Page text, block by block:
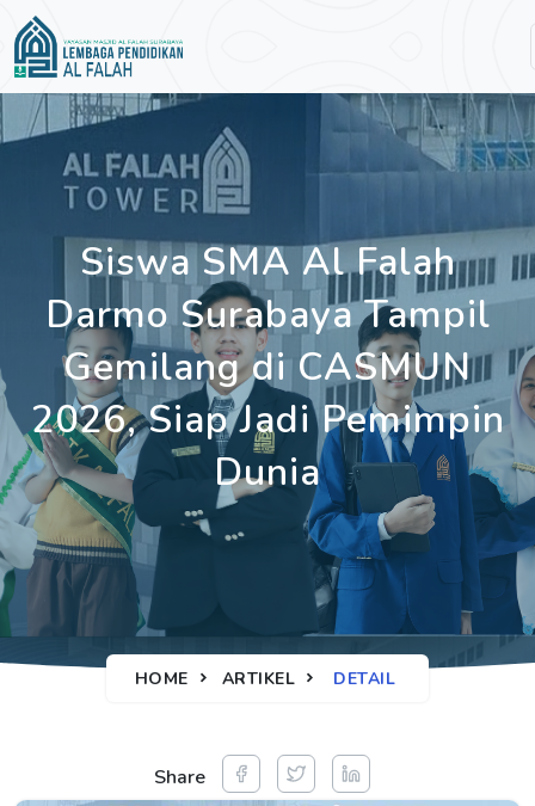
Siswa SMA Al Falah
Darmo Surabaya Tampil
Gemilang di CASMUN
2026, Siap Jadi Pemimpin
Dunia
HOME ARTIKEL DETAIL
Share